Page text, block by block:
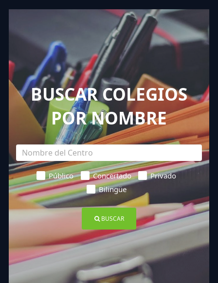
BUSCAR COLEGIOS
POR NOMBRE
Público Concertado
Privado
Bilingüe
BUSCAR